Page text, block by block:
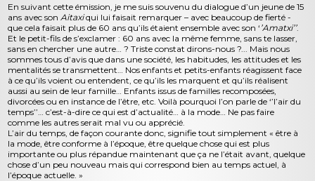
En suivant cette émission, je me suis souvenu du dialogue d’un jeune de 15
ans avec son Aitaxiqui lui faisait remarquer – avec beaucoup de fierté -
que cela faisait plus de 60 ans qu’ils étaient ensemble avec son ‘ ’Amatxi’’.
Et le petit-fils de s’exclamer : 60 ans avec la même femme, sans te lasser,
sans en chercher une autre… ? Triste constat dirons-nous ?... Mais nous
sommes tous d’avis que dans une société, les habitudes, les attitudes et les
mentalités se transmettent… Nos enfants et petits-enfants réagissent face
à ce qu’ils voient ou entendent, ce qu’ils les marquent et qu’ils réalisent
aussi au sein de leur famille… Enfants issus de familles recomposées,
divorcées ou en instance de l’être, etc. Voilà pourquoi l’on parle de ‘’l’air du
temps’’… c’est-à-dire ce qui est d’actualité… à la mode… Ne pas faire
comme les autres serait mal vu ou apprécié.
L’air du temps, de façon courante donc, signifie tout simplement « être à
la mode, être conforme à l’époque, être quelque chose qui est plus
importante ou plus répandue maintenant que ça ne l’était avant, quelque
chose d’un peu nouveau mais qui correspond bien au temps actuel, à
l’époque actuelle. »